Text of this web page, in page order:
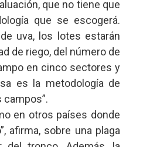
que no tiene que
que se escogerá.
uva, los lotes estarán
de riego, del número de
en cinco sectores y
es la metodología de
campos”.
en otros países donde
afirma, sobre una plaga